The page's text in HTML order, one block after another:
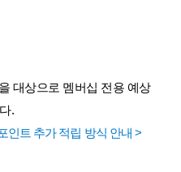
대상으로 멤버십 전용 예상
.
인트 추가 적립 방식 안내 >